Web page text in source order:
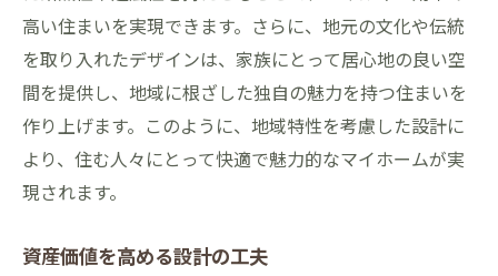
高い住まいを実現できます。さらに、地元の文化や伝統
を取り入れたデザインは、家族にとって居心地の良い空
間を提供し、地域に根ざした独自の魅力を持つ住まいを
作り上げます。このように、地域特性を考慮した設計に
より、住む人々にとって快適で魅力的なマイホームが実
現されます。
資産価値を高める設計の工夫